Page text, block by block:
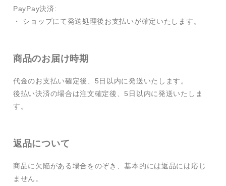
PayPay決済:
・ ショップにて発送処理後お支払いが確定いたします。
商品のお届け時期
代金のお支払い確定後、5日以内に発送いたします。
後払い決済の場合は注文確定後、5日以内に発送いたしま
す。
返品について
商品に欠陥がある場合をのぞき、基本的には返品には応じ
ません。